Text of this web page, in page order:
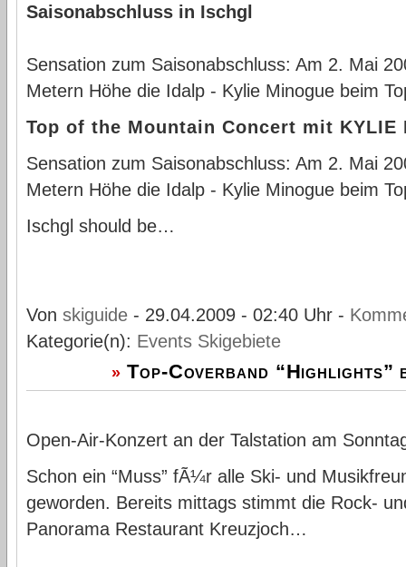
Saisonabschluss in Ischgl
Sensation zum Saisonabschluss: Am 2. Mai
Metern Höhe die Idalp - Kylie Minogue beim
Top of the Mountain Concert mit KYLIE
Sensation zum Saisonabschluss: Am 2. Mai
Metern Höhe die Idalp - Kylie Minogue beim
Ischgl should be…
Von skiguide- 29.04.2009 - 02:40 Uhr -
Kategorie(n): Events Skigebiete
»Top-Coverband
Open-Air-Konzert an der Talstation am
Schon ein “Muss” fÃ¼r alle Ski- und
geworden. Bereits mittags stimmt die Rock-
Panorama Restaurant Kreuzjoch…